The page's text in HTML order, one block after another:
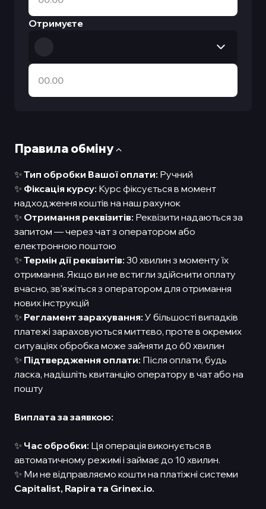
Правила обмiну
✨ Тип обробки Вашої оплати: Ручний
✨ Фіксація курсу: Курс фіксується в момент
надходження коштів на наш рахунок
✨ Отримання реквізитів: Реквізити надаються за
запитом — через чат з оператором або
електронною поштою
✨ Термін дії реквізитів: 30 хвилин з моменту їх
отримання. Якщо ви не встигли здійснити оплату
вчасно, зв'яжіться з оператором для отримання
нових інструкцій
✨ Регламент зарахування: У більшості випадків
платежі зараховуються миттєво, проте в окремих
ситуаціях обробка може зайняти до 60 хвилин
✨ Підтвердження оплати: Після оплати, будь
ласка, надішліть квитанцію оператору в чат або на
пошту
Виплата за заявкою:
✨ Час обробки: Ця операція виконується в
автоматичному режимі і займає до 10 хвилин.
✨ Ми не відправляємо кошти на платіжні системи
Capitalist, Rapira та Grinex.io.
Отримуєте